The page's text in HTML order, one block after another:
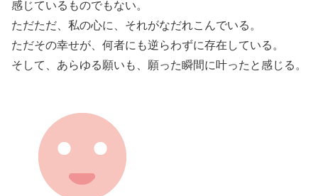
感じているものでもない。
ただただ、私の心に、それがなだれこんでいる。
ただその幸せが、何者にも逆らわずに存在している。
そして、あらゆる願いも、願った瞬間に叶ったと感じる。